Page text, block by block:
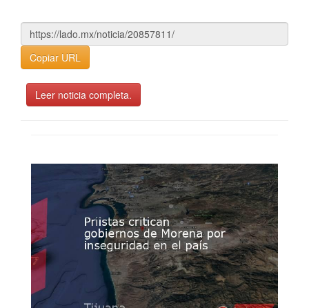
Copiar URL
Leer noticia completa.